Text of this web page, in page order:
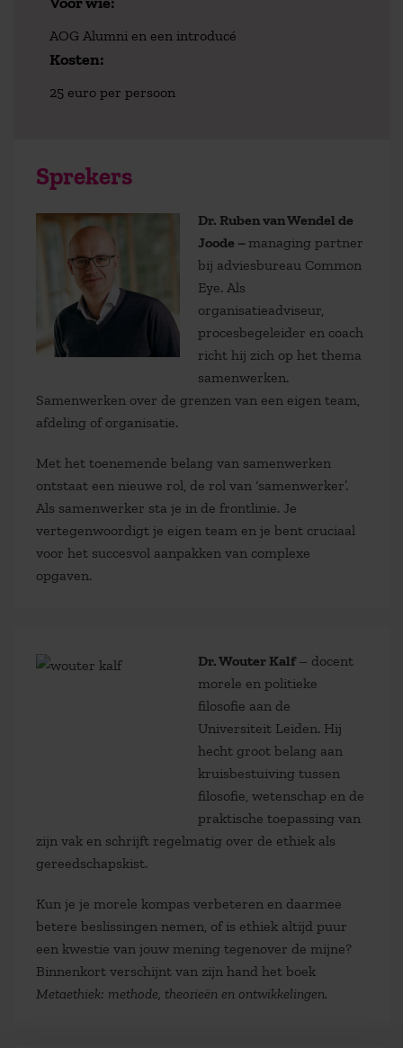
AOG Alumni en een introducé
Kosten:
25 euro per persoon
Sprekers
Dr. Ruben van Wendel de
Joode –managing partner
bij adviesbureau Common
Eye. Als
organisatieadviseur,
procesbegeleider en coach
richt hij zich op het thema
samenwerken.
Samenwerken over de grenzen van een eigen team,
afdeling of organisatie.
Met het toenemende belang van samenwerken
ontstaat een nieuwe rol, de rol van ‘samenwerker’.
Als samenwerker sta je in de frontlinie. Je
vertegenwoordigt je eigen team en je bent cruciaal
voor het succesvol aanpakken van complexe
opgaven.
Dr. Wouter Kalf– docent
morele en politieke
filosofie aan de
Universiteit Leiden. Hij
hecht groot belang aan
kruisbestuiving tussen
filosofie, wetenschap en de
praktische toepassing van
zijn vak en schrijft regelmatig over de ethiek als
gereedschapskist.
Kun je je morele kompas verbeteren en daarmee
betere beslissingen nemen, of is ethiek altijd puur
een kwestie van jouw mening tegenover de mijne?
Binnenkort verschijnt van zijn hand het boek
Metaethiek: methode, theorieën en ontwikkelingen.